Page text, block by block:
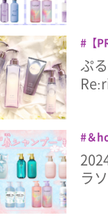
【
ヘ
ぷ
＆
エ
リス
ラ